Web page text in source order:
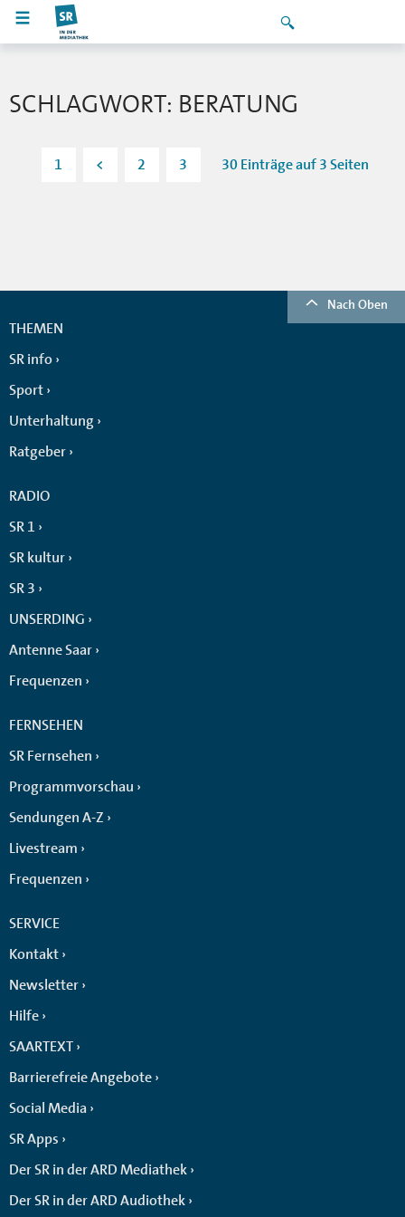
SCHLAGWORT: BERATUNG
1 < 2 3 30 Einträge auf 3 Seiten
Nach Oben
THEMEN
SR info
Sport
Unterhaltung
Ratgeber
RADIO
SR 1
SR kultur
SR 3
UNSERDING
Antenne Saar
Frequenzen
FERNSEHEN
SR Fernsehen
Programmvorschau
Sendungen A-Z
Livestream
Frequenzen
SERVICE
Kontakt
Newsletter
Hilfe
SAARTEXT
Barrierefreie Angebote
Social Media
SR Apps
Der SR in der ARD Mediathek
Der SR in der ARD Audiothek